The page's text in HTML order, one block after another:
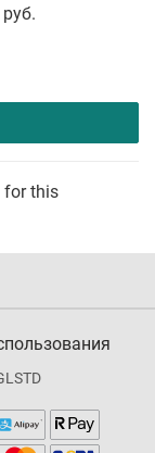
for this